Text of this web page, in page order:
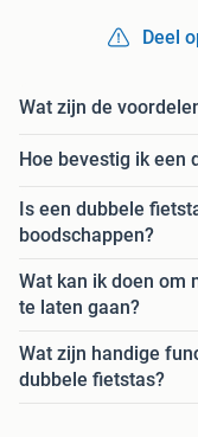
Deel
Wat zijn de
Hoe bevestig ik een
Is een dubbele
boodschappen?
Wat kan ik doen om
te laten gaan?
Wat zijn handige
dubbele fietstas?